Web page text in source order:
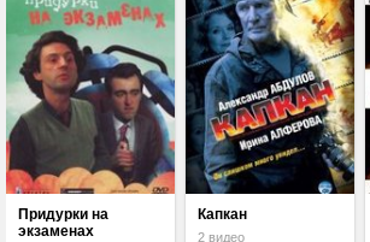
Придурки на
экзаменах
Капкан
2 видео